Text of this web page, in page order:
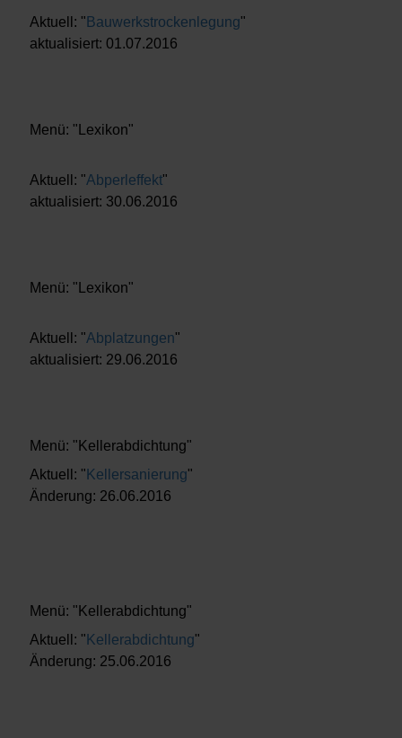
Aktuell: " Bauwerkstrockenlegung"
aktualisiert: 01.07.2016
Menü: "Lexikon"
Aktuell: "Abperleffekt"
aktualisiert: 30.06.2016
Menü: "Lexikon"
Aktuell: "Abplatzungen"
aktualisiert: 29.06.2016
Menü: "Kellerabdichtung"
Aktuell: " Kellersanierung"
Änderung: 26.06.2016
Menü: "Kellerabdichtung"
Aktuell: " Kellerabdichtung"
Änderung: 25.06.2016